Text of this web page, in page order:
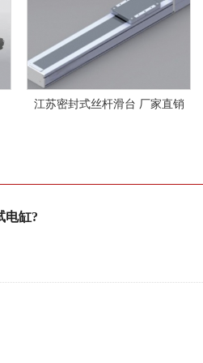
江苏密封式丝杆滑台 厂家直销
电缸?